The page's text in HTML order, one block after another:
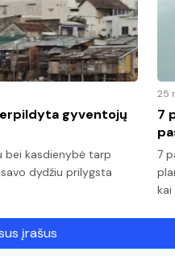
gyventojų
bei kasdienybė tarp
dydžiu prilygsta
25
7
7
kai
įrašus